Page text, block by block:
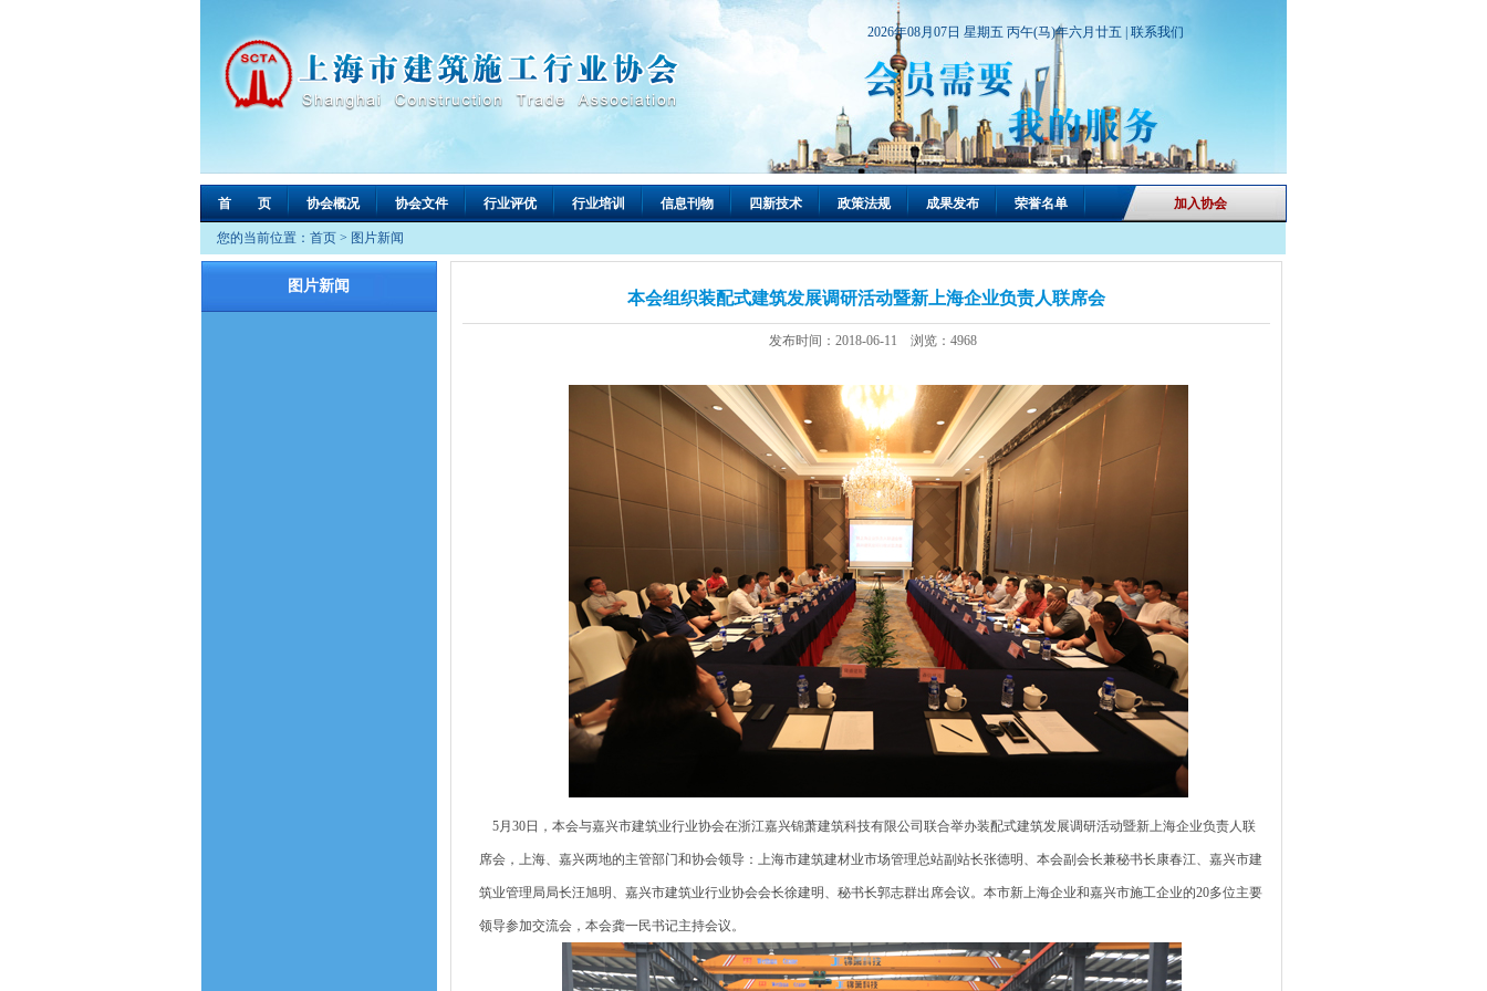
2026年08月07日 星期五 丙午(马)年六月廿五 | 联系我们
首 页 协会概况 协会文件 行业评优 行业培训 信息刊物 四新技术 政策法规 成果发布 荣誉名单 加入协会
您的当前位置： 首页 > 图片新闻
图片新闻
本会组织装配式建筑发展调研活动暨新上海企业负责人联席会
发布时间：2018-06-11 浏览：4968
5月30日，本会与嘉兴市建筑业行业协会在浙江嘉兴锦萧建筑科技有限公司联合举办装配式建筑发展调研活动暨新上海企业负责人联
席会，上海、嘉兴两地的主管部门和协会领导：上海市建筑建材业市场管理总站副站长张德明、本会副会长兼秘书长康春江、嘉兴市建
筑业管理局局长汪旭明、嘉兴市建筑业行业协会会长徐建明、秘书长郭志群出席会议。本市新上海企业和嘉兴市施工企业的20多位主要
领导参加交流会，本会龚一民书记主持会议。